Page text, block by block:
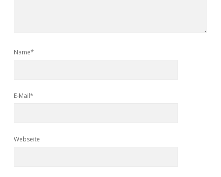
Name*
E-Mail*
Webseite